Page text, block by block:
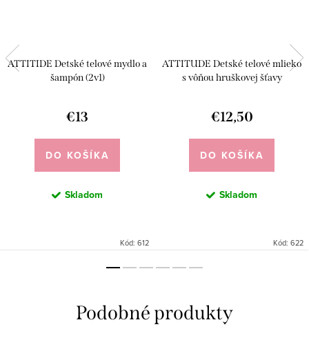
ATTITIDE Detské telové mydlo a
šampón (2v1)
€13
DO KOŠÍKA
Skladom
Kód: 612
ATTITUDE Detské telové mlieko
s vôňou hruškovej šťavy
€12,50
DO KOŠÍKA
Skladom
Kód: 622